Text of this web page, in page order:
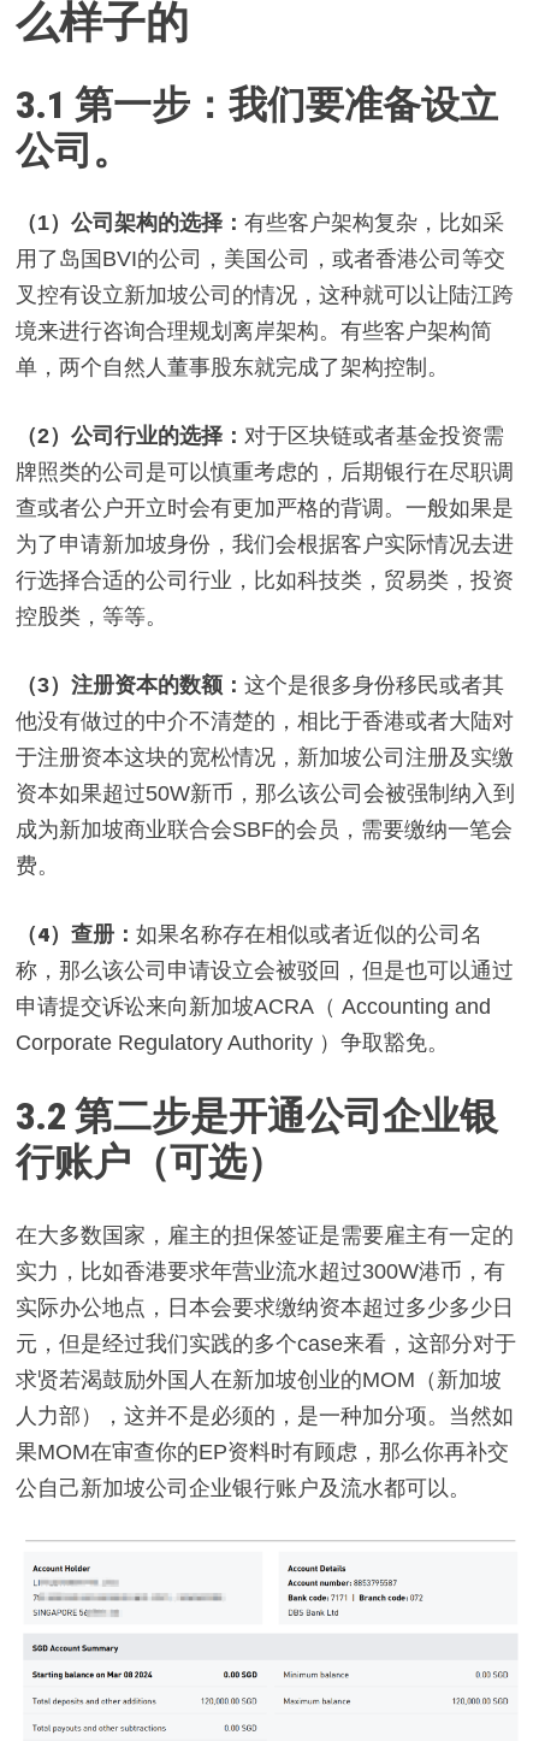
么样子的
3.1第一步：我们要准备设立
公司。
（1）公司架构的选择：有些客户架构复杂，比如采
用了岛国BVI的公司，美国公司，或者香港公司等交
叉控有设立新加坡公司的情况，这种就可以让陆江跨
境来进行咨询合理规划离岸架构。有些客户架构简
单，两个自然人董事股东就完成了架构控制。
（2）公司行业的选择：对于区块链或者基金投资需
牌照类的公司是可以慎重考虑的，后期银行在尽职调
查或者公户开立时会有更加严格的背调。一般如果是
为了申请新加坡身份，我们会根据客户实际情况去进
行选择合适的公司行业，比如科技类，贸易类，投资
控股类，等等。
（3）注册资本的数额：这个是很多身份移民或者其
他没有做过的中介不清楚的，相比于香港或者大陆对
于注册资本这块的宽松情况，新加坡公司注册及实缴
资本如果超过50W新币，那么该公司会被强制纳入到
成为新加坡商业联合会SBF的会员，需要缴纳一笔会
费。
（4）查册：如果名称存在相似或者近似的公司名
称，那么该公司申请设立会被驳回，但是也可以通过
申请提交诉讼来向新加坡ACRA（ Accounting and
Corporate Regulatory Authority ）争取豁免。
3.2第二步是开通公司企业银
行账户（可选）
在大多数国家，雇主的担保签证是需要雇主有一定的
实力，比如香港要求年营业流水超过300W港币，有
实际办公地点，日本会要求缴纳资本超过多少多少日
元，但是经过我们实践的多个case来看，这部分对于
求贤若渴鼓励外国人在新加坡创业的MOM（新加坡
人力部），这并不是必须的，是一种加分项。当然如
果MOM在审查你的EP资料时有顾虑，那么你再补交
公自己新加坡公司企业银行账户及流水都可以。